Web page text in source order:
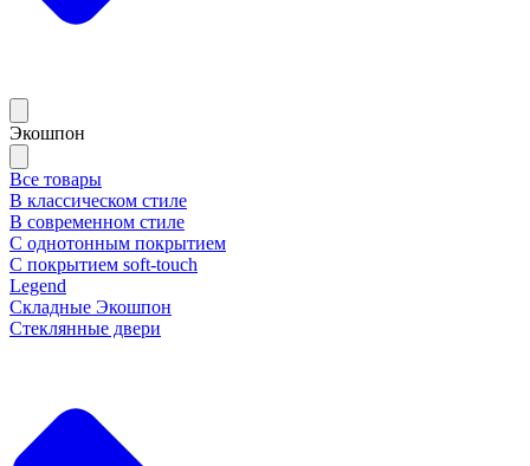
Экошпон
Все товары
В классическом стиле
В современном стиле
С однотонным покрытием
С покрытием soft-touch
Legend
Складные Экошпон
Стеклянные двери